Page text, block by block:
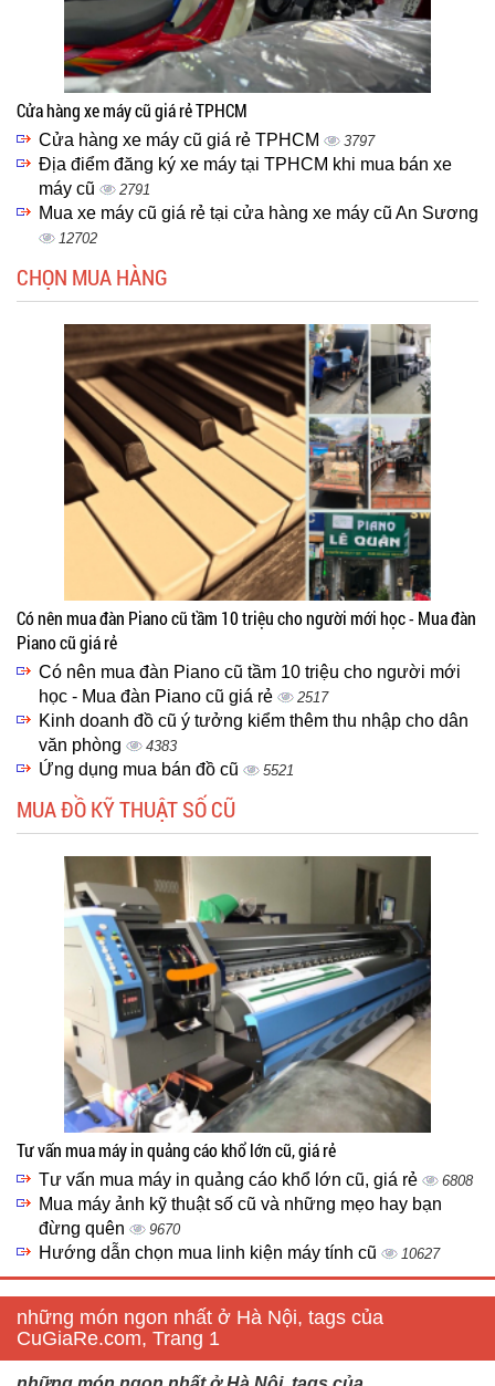
Cửa hàng xe máy cũ giá rẻ TPHCM
Cửa hàng xe máy cũ giá rẻ TPHCM 3797
Địa điểm đăng ký xe máy tại TPHCM khi mua bán xe
máy cũ
2791
Mua xe máy cũ giá rẻ tại cửa hàng xe máy cũ An Sương
12702
CHỌN MUA HÀNG
Có nên mua đàn Piano cũ tầm 10 triệu cho người mới học - Mua đàn
Piano cũ giá rẻ
Có nên mua đàn Piano cũ tầm 10 triệu cho người mới
học - Mua đàn Piano cũ giá rẻ
2517
Kinh doanh đồ cũ ý tưởng kiểm thêm thu nhập cho dân
văn phòng
4383
Ứng dụng mua bán đồ cũ 5521
MUA ĐỒ KỸ THUẬT SỐ CŨ
Tư vấn mua máy in quảng cáo khổ lớn cũ, giá rẻ
Tư vấn mua máy in quảng cáo khổ lớn cũ, giá rẻ 6808
Mua máy ảnh kỹ thuật số cũ và những mẹo hay bạn
đừng quên
9670
Hướng dẫn chọn mua linh kiện máy tính cũ 10627
những món ngon nhất ở Hà Nội, tags của
CuGiaRe.com, Trang 1